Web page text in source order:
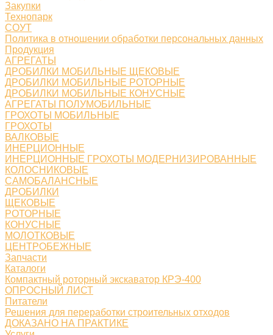
Закупки
Технопарк
СОУТ
Политика в отношении обработки персональных данных
Продукция
АГРЕГАТЫ
ДРОБИЛКИ МОБИЛЬНЫЕ ЩЕКОВЫЕ
ДРОБИЛКИ МОБИЛЬНЫЕ РОТОРНЫЕ
ДРОБИЛКИ МОБИЛЬНЫЕ КОНУСНЫЕ
АГРЕГАТЫ ПОЛУМОБИЛЬНЫЕ
ГРОХОТЫ МОБИЛЬНЫЕ
ГРОХОТЫ
ВАЛКОВЫЕ
ИНЕРЦИОННЫЕ
ИНЕРЦИОННЫЕ ГРОХОТЫ МОДЕРНИЗИРОВАННЫЕ
КОЛОСНИКОВЫЕ
САМОБАЛАНСНЫЕ
ДРОБИЛКИ
ЩЕКОВЫЕ
РОТОРНЫЕ
КОНУСНЫЕ
МОЛОТКОВЫЕ
ЦЕНТРОБЕЖНЫЕ
Запчасти
Каталоги
Компактный роторный экскаватор КРЭ-400
ОПРОСНЫЙ ЛИСТ
Питатели
Решения для переработки строительных отходов
ДОКАЗАНО НА ПРАКТИКЕ